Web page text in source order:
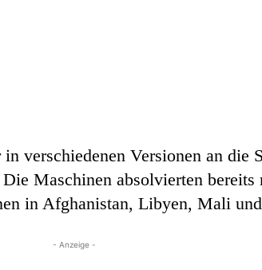
verschiedenen Versionen an die
Maschinen absolvierten bereits
in Afghanistan, Libyen, Mali
- Anzeige -